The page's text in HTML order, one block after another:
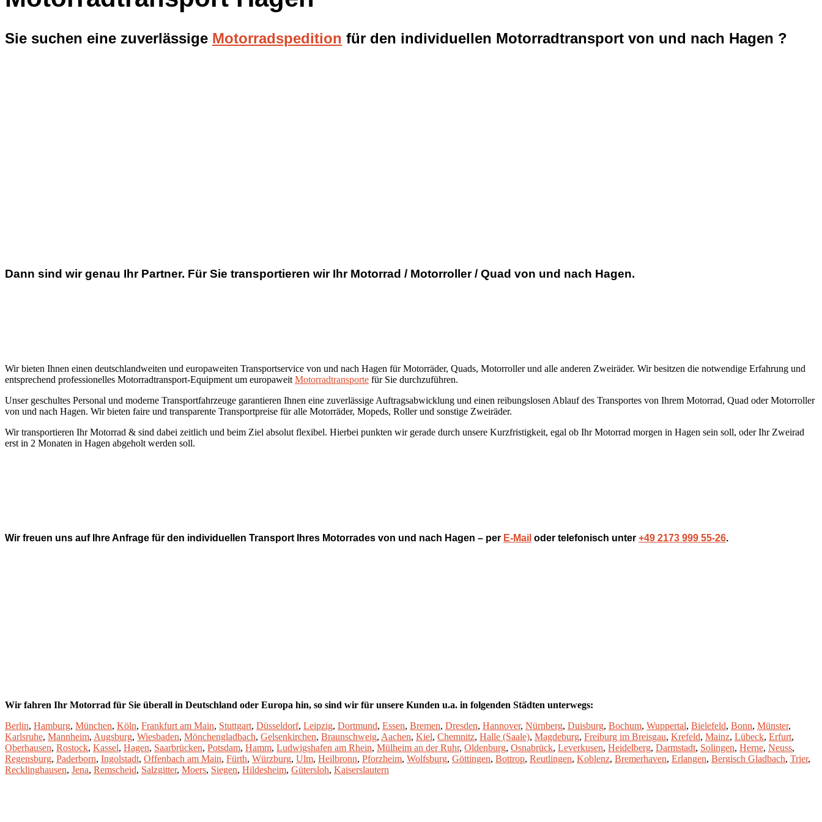
Sie suchen eine zuverlässige Motorradspedition für den individuellen Motorradtransport von und nach Hagen ?
Dann sind wir genau Ihr Partner. Für Sie transportieren wir Ihr Motorrad / Motorroller / Quad von und nach Hagen.
Wir bieten Ihnen einen deutschlandweiten und europaweiten Transportservice von und nach Hagen für Motorräder, Quads, Motorroller und alle anderen Zweiräder. Wir besitzen die notwendige Erfahrung und
entsprechend professionelles Motorradtransport-Equipment um europaweit Motorradtransporte für Sie durchzuführen.
Unser geschultes Personal und moderne Transportfahrzeuge garantieren Ihnen eine zuverlässige Auftragsabwicklung und einen reibungslosen Ablauf des Transportes von Ihrem Motorrad, Quad oder Motorroller
von und nach Hagen. Wir bieten faire und transparente Transportpreise für alle Motorräder, Mopeds, Roller und sonstige Zweiräder.
Wir transportieren Ihr Motorrad & sind dabei zeitlich und beim Ziel absolut flexibel. Hierbei punkten wir gerade durch unsere Kurzfristigkeit, egal ob Ihr Motorrad morgen in Hagen sein soll, oder Ihr Zweirad
erst in 2 Monaten in Hagen abgeholt werden soll.
Wir freuen uns auf Ihre Anfrage für den individuellen Transport Ihres Motorrades von und nach Hagen – per E-Mail oder telefonisch unter +49 2173 999 55-26.
Wir fahren Ihr Motorrad für Sie überall in Deutschland oder Europa hin, so sind wir für unsere Kunden u.a. in folgenden Städten unterwegs:
Berlin, Hamburg, München, Köln, Frankfurt am Main, Stuttgart, Düsseldorf, Leipzig, Dortmund, Essen, Bremen, Dresden, Hannover, Nürnberg, Duisburg, Bochum, Wuppertal, Bielefeld, Bonn, Münster,
Karlsruhe, Mannheim, Augsburg, Wiesbaden, Mönchengladbach, Gelsenkirchen, Braunschweig, Aachen, Kiel, Chemnitz, Halle (Saale), Magdeburg, Freiburg im Breisgau, Krefeld, Mainz, Lübeck, Erfurt,
Oberhausen, Rostock, Kassel, Hagen, Saarbrücken, Potsdam, Hamm, Ludwigshafen am Rhein, Mülheim an der Ruhr, Oldenburg, Osnabrück, Leverkusen, Heidelberg, Darmstadt, Solingen, Herne, Neuss,
Regensburg, Paderborn, Ingolstadt, Offenbach am Main, Fürth, Würzburg, Ulm, Heilbronn, Pforzheim, Wolfsburg, Göttingen, Bottrop, Reutlingen, Koblenz, Bremerhaven, Erlangen, Bergisch Gladbach, Trier,
Recklinghausen, Jena, Remscheid, Salzgitter, Moers, Siegen, Hildesheim, Gütersloh, Kaiserslautern